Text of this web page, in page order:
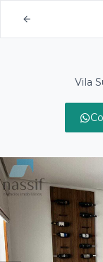
Vila